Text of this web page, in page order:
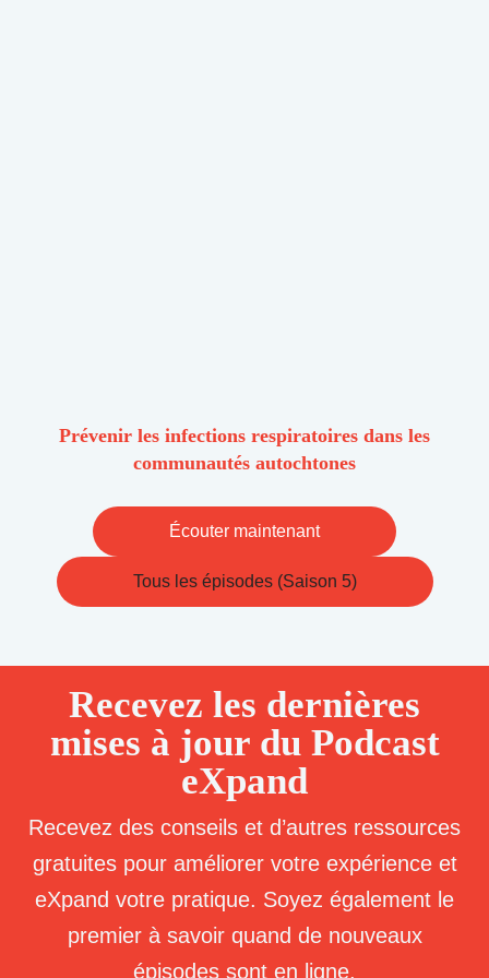
Prévenir les infections respiratoires dans les
communautés autochtones
Écouter maintenant
Tous les épisodes (Saison 5)
Recevez les dernières
mises à jour du Podcast
eXpand
Recevez des conseils et d’autres ressources
gratuites pour améliorer votre expérience et
eXpand votre pratique. Soyez également le
premier à savoir quand de nouveaux
épisodes sont en ligne.